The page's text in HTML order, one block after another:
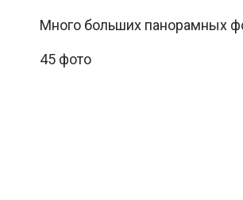
Много больших панорамных
45 фото